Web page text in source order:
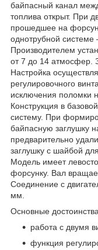
байпасный канал
топлива открыт. При
прошедшее на
однотрубной системе
Производителем
от 7 до 14 атмосфер.
Настройка
регулировочного
исключения поломки
Конструкция в
систему. При
байпасную заглушку
предварительно
заглушку с шайбой
Модель имеет
форсунку. Вал
Соединение с
мм.
Основные достоинства
работа с двумя
функция